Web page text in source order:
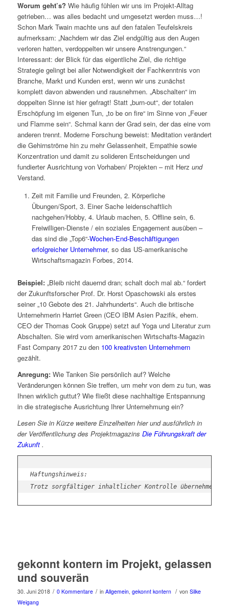
Worum geht’s? Wie häufig fühlen wir uns im Projekt-Alltag
getrieben… was alles bedacht und umgesetzt werden muss…!
Schon Mark Twain machte uns auf den fatalen Teufelskreis
aufmerksam: „Nachdem wir das Ziel endgültig aus den Augen
verloren hatten, verdoppelten wir unsere Anstrengungen.“
Interessant: der Blick für das eigentliche Ziel, die richtige
Strategie gelingt bei aller Notwendigkeit der Fachkenntnis von
Branche, Markt und Kunden erst, wenn wir uns zunächst
komplett davon abwenden und rausnehmen. „Abschalten“ im
doppelten Sinne ist hier gefragt! Statt „burn-out“, der totalen
Erschöpfung im eigenen Tun, „to be on fire“ im Sinne von „Feuer
und Flamme sein“. Schmal kann der Grad sein, der das eine vom
anderen trennt. Moderne Forschung beweist: Meditation verändert
die Gehirnströme hin zu mehr Gelassenheit, Empathie sowie
Konzentration und damit zu solideren Entscheidungen und
fundierter Ausrichtung von Vorhaben/ Projekten – mit Herz und
Verstand.
Zeit mit Familie und Freunden, 2. Körperliche
Übungen/Sport, 3. Einer Sache leidenschaftlich
nachgehen/Hobby, 4. Urlaub machen, 5. Offline sein, 6.
Freiwilligen-Dienste / ein soziales Engagement ausüben –
das sind die „Top6“-Wochen-End-Beschäftigungen
erfolgreicher Unternehmer, so das US-amerikanische
Wirtschaftsmagazin Forbes, 2014.
Beispiel: „Bleib nicht dauernd dran; schalt doch mal ab.“ fordert
der Zukunftsforscher Prof. Dr. Horst Opaschowski als erstes
seiner „10 Gebote des 21. Jahrhunderts“. Auch die britische
Unternehmerin Harriet Green (CEO IBM Asien Pazifik, ehem.
CEO der Thomas Cook Gruppe) setzt auf Yoga und Literatur zum
Abschalten. Sie wird vom amerikanischen Wirtschafts-Magazin
Fast Company 2017 zu den 100 kreativsten Unternehmern
gezählt.
Anregung:Wie Tanken Sie persönlich auf? Welche
Veränderungen können Sie treffen, um mehr von dem zu tun, was
Ihnen wirklich guttut? Wie fließt diese nachhaltige Entspannung
in die strategische Ausrichtung Ihrer Unternehmung ein?
Lesen Sie in Kürze weitere Einzelheiten hier und ausführlich in
der Veröffentlichung des Projektmagazins Die Führungskraft der
Zukunft.
Haftungshinweis:
Trotz sorgfältiger inhaltlicher Kontrolle übernehmen
gekonnt kontern im Projekt, gelassen
und souverän
30. Juni 2018 / 0 Kommentare / in Allgemein, gekonnt kontern / von Silke
Weigang